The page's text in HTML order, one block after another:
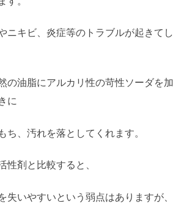
ニキビ、炎症等のトラブルが起きてし
の油脂にアルカリ性の苛性ソーダを加
に
ち、汚れを落としてくれます。
性剤と比較すると、
失いやすいという弱点はありますが、